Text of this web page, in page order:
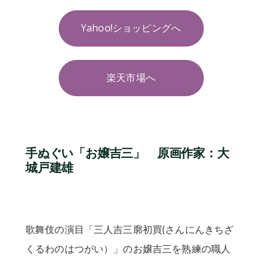
Yahoo!ショッピングへ
楽天市場へ
手ぬぐい「お嬢吉三」 原画作家：大
城戸建雄
歌舞伎の演目「三人吉三廓初買(さんにんきちざ
くるわのはつがい）」のお嬢吉三を熟練の職人